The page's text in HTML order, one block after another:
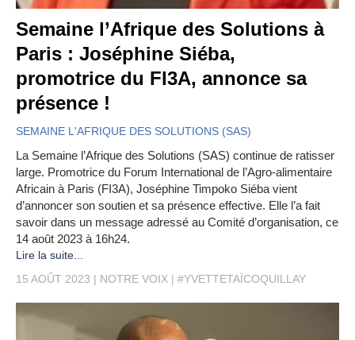
Semaine l’Afrique des Solutions à
Paris : Joséphine Siéba,
promotrice du FI3A, annonce sa
présence !
SEMAINE L'AFRIQUE DES SOLUTIONS (SAS)
La Semaine l’Afrique des Solutions (SAS) continue de ratisser
large. Promotrice du Forum International de l’Agro-alimentaire
Africain à Paris (FI3A), Joséphine Timpoko Siéba vient
d’annoncer son soutien et sa présence effective. Elle l’a fait
savoir dans un message adressé au Comité d’organisation, ce
14 août 2023 à 16h24.
Lire la suite...
15 AOÛT 2023
NOTRE VOIX #YVETTETAÏCOQUILLAY